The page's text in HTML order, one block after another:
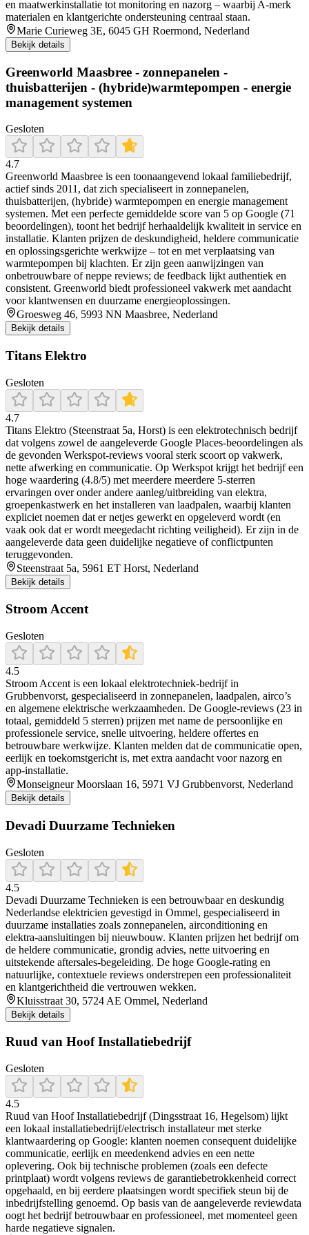
en maatwerkinstallatie tot monitoring en nazorg – waarbij A‑merk
materialen en klantgerichte ondersteuning centraal staan.
Marie Curieweg 3E, 6045 GH Roermond, Nederland
Bekijk details
Greenworld Maasbree - zonnepanelen -
thuisbatterijen - (hybride)warmtepompen - energie
management systemen
Gesloten
4.7
Greenworld Maasbree is een toonaangevend lokaal familiebedrijf,
actief sinds 2011, dat zich specialiseert in zonnepanelen,
thuisbatterijen, (hybride) warmtepompen en energie management
systemen. Met een perfecte gemiddelde score van 5 op Google (71
beoordelingen), toont het bedrijf herhaaldelijk kwaliteit in service en
installatie. Klanten prijzen de deskundigheid, heldere communicatie
en oplossingsgerichte werkwijze – tot en met verplaatsing van
warmtepompen bij klachten. Er zijn geen aanwijzingen van
onbetrouwbare of neppe reviews; de feedback lijkt authentiek en
consistent. Greenworld biedt professioneel vakwerk met aandacht
voor klantwensen en duurzame energieoplossingen.
Groesweg 46, 5993 NN Maasbree, Nederland
Bekijk details
Titans Elektro
Gesloten
4.7
Titans Elektro (Steenstraat 5a, Horst) is een elektrotechnisch bedrijf
dat volgens zowel de aangeleverde Google Places-beoordelingen als
de gevonden Werkspot-reviews vooral sterk scoort op vakwerk,
nette afwerking en communicatie. Op Werkspot krijgt het bedrijf een
hoge waardering (4.8/5) met meerdere meerdere 5-sterren
ervaringen over onder andere aanleg/uitbreiding van elektra,
groepenkastwerk en het installeren van laadpalen, waarbij klanten
expliciet noemen dat er netjes gewerkt en opgeleverd wordt (en
vaak ook dat er wordt meegedacht richting veiligheid). Er zijn in de
aangeleverde data geen duidelijke negatieve of conflictpunten
teruggevonden.
Steenstraat 5a, 5961 ET Horst, Nederland
Bekijk details
Stroom Accent
Gesloten
4.5
Stroom Accent is een lokaal elektrotechniek‑bedrijf in
Grubbenvorst, gespecialiseerd in zonnepanelen, laadpalen, airco’s
en algemene elektrische werkzaamheden. De Google‑reviews (23 in
totaal, gemiddeld 5 sterren) prijzen met name de persoonlijke en
professionele service, snelle uitvoering, heldere offertes en
betrouwbare werkwijze. Klanten melden dat de communicatie open,
eerlijk en toekomstgericht is, met extra aandacht voor nazorg en
app‑installatie.
Monseigneur Moorslaan 16, 5971 VJ Grubbenvorst, Nederland
Bekijk details
Devadi Duurzame Technieken
Gesloten
4.5
Devadi Duurzame Technieken is een betrouwbaar en deskundig
Nederlandse elektricien gevestigd in Ommel, gespecialiseerd in
duurzame installaties zoals zonnepanelen, airconditioning en
elektra‑aansluitingen bij nieuwbouw. Klanten prijzen het bedrijf om
de heldere communicatie, grondig advies, nette uitvoering en
uitstekende aftersales-begeleiding. De hoge Google‑rating en
natuurlijke, contextuele reviews onderstrepen een professionaliteit
en klantgerichtheid die vertrouwen wekken.
Kluisstraat 30, 5724 AE Ommel, Nederland
Bekijk details
Ruud van Hoof Installatiebedrijf
Gesloten
4.5
Ruud van Hoof Installatiebedrijf (Dingsstraat 16, Hegelsom) lijkt
een lokaal installatiebedrijf/electrisch installateur met sterke
klantwaardering op Google: klanten noemen consequent duidelijke
communicatie, eerlijk en meedenkend advies en een nette
oplevering. Ook bij technische problemen (zoals een defecte
printplaat) wordt volgens reviews de garantiebetrokkenheid correct
opgehaald, en bij eerdere plaatsingen wordt specifiek steun bij de
inbedrijfstelling genoemd. Op basis van de aangeleverde reviewdata
oogt het bedrijf betrouwbaar en professioneel, met momenteel geen
harde negatieve signalen.